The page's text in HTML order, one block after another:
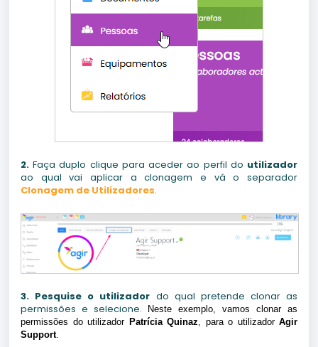
2. Faça duplo clique para aceder ao perfil do utilizador
ao qual vai aplicar a clonagem e vá o separador
Clonagem de Utilizadores.
3. Pesquise o utilizador do qual pretende clonar as
permissões e selecione.
Neste exemplo, vamos clonar as
permissões do utilizador Patrícia Quinaz, para o utilizador Agir
Support.